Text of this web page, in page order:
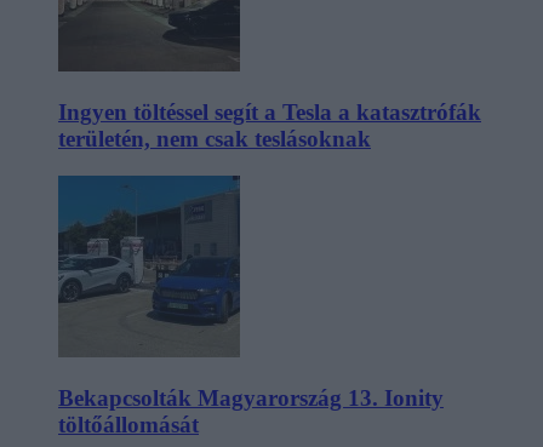
Ingyen töltéssel segít a Tesla a katasztrófák
területén, nem csak teslásoknak
Bekapcsolták Magyarország 13. Ionity
töltőállomását